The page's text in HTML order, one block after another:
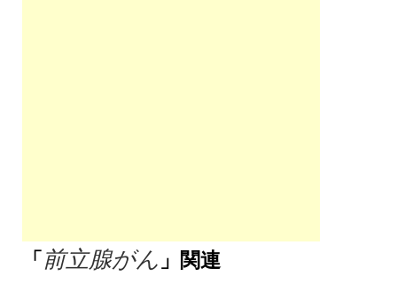
「 前立腺がん 」関連